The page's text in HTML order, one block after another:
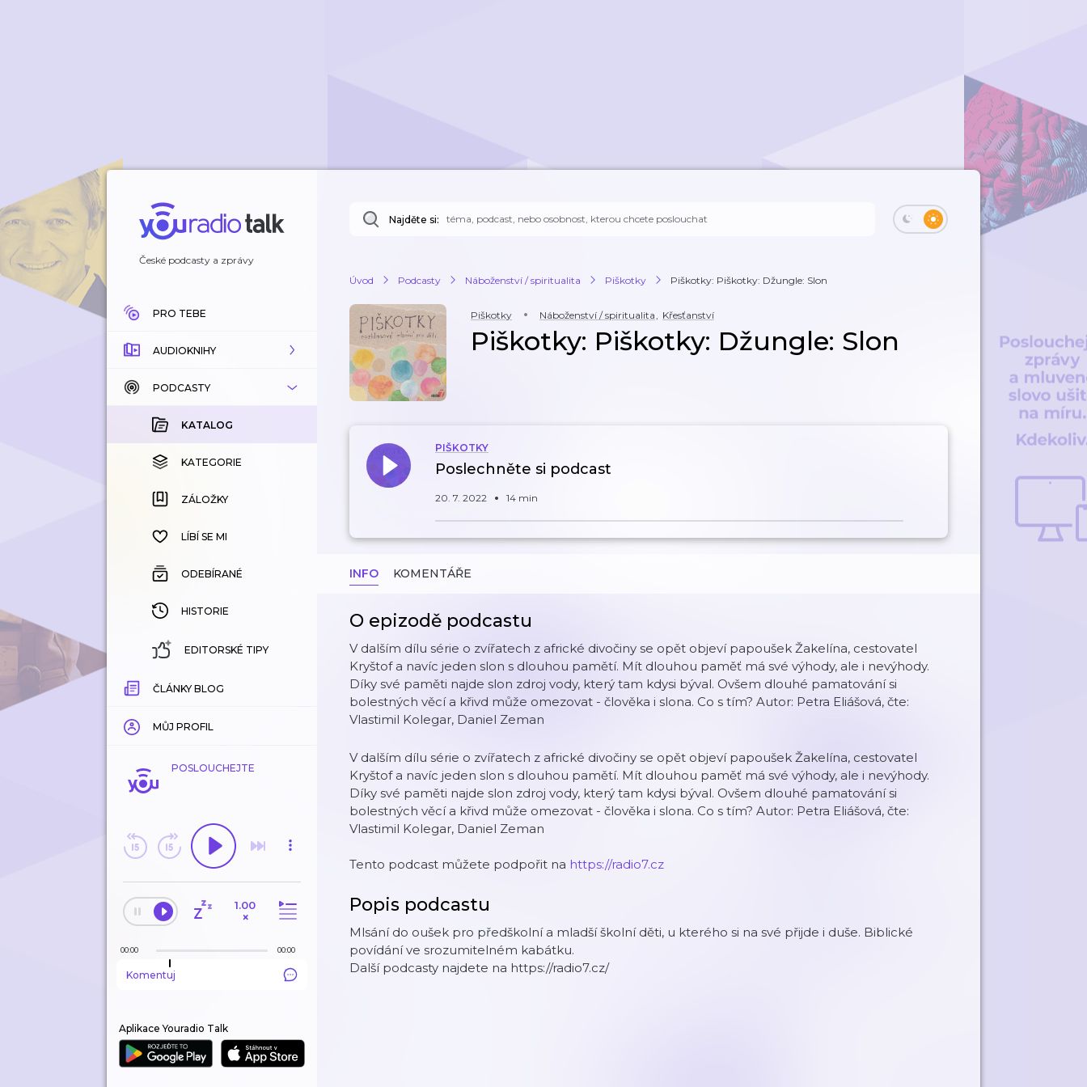
České podcasty a zprávy
PRO TEBE
AUDIOKNIHY
KATALOG
KOUPENÉ
KATEGORIE
ZÁLOŽKY
HISTORIE
PODCASTY
KATALOG
KATEGORIE
ZÁLOŽKY
LÍBÍ SE MI
ODEBÍRANÉ
HISTORIE
EDITORSKÉ TIPY
ČLÁNKY BLOG
MŮJ PROFIL
POSLOUCHEJTE
1.00
×
00:00 00:00
Komentuj
Aplikace Youradio Talk
Najděte si:
Úvod Podcasty Náboženství / spiritualita Piškotky Piškotky: Piškotky: Džungle: Slon
Piškotky Náboženství / spiritualita, Křesťanství
Piškotky: Piškotky: Džungle: Slon
PIŠKOTKY
Poslechněte si podcast
20. 7. 2022 14 min
INFO KOMENTÁŘE
O epizodě podcastu
V dalším dílu série o zvířatech z africké divočiny se opět objeví papoušek Žakelína, cestovatel
Kryštof a navíc jeden slon s dlouhou pamětí. Mít dlouhou paměť má své výhody, ale i nevýhody.
Díky své paměti najde slon zdroj vody, který tam kdysi býval. Ovšem dlouhé pamatování si
bolestných věcí a křivd může omezovat - člověka i slona. Co s tím? Autor: Petra Eliášová, čte:
Vlastimil Kolegar, Daniel Zeman
V dalším dílu série o zvířatech z africké divočiny se opět objeví papoušek Žakelína, cestovatel
Kryštof a navíc jeden slon s dlouhou pamětí. Mít dlouhou paměť má své výhody, ale i nevýhody.
Díky své paměti najde slon zdroj vody, který tam kdysi býval. Ovšem dlouhé pamatování si
bolestných věcí a křivd může omezovat - člověka i slona. Co s tím? Autor: Petra Eliášová, čte:
Vlastimil Kolegar, Daniel Zeman
Tento podcast můžete podpořit na https://radio7.cz
Popis podcastu
Mlsání do oušek pro předškolní a mladší školní děti, u kterého si na své přijde i duše. Biblické
povídání ve srozumitelném kabátku.
Další podcasty najdete na https://radio7.cz/